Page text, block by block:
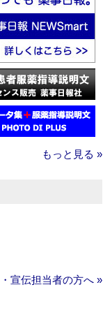
もっと見る »
宣伝担当者の方へ »